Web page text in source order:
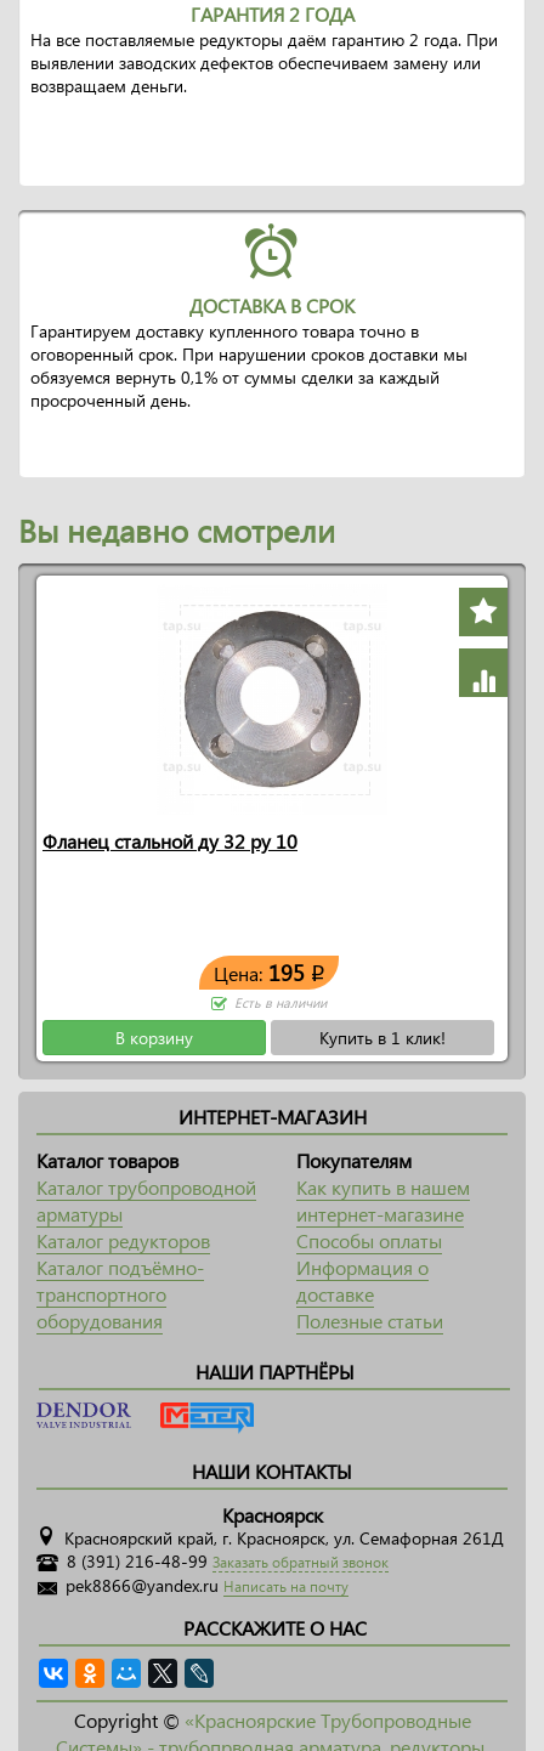
ГАРАНТИЯ 2 ГОДА
На все поставляемые редукторы даём гарантию 2 года. При
выявлении заводских дефектов обеспечиваем замену или
возвращаем деньги.
ДОСТАВКА В СРОК
Гарантируем доставку купленного товара точно в
оговоренный срок. При нарушении сроков доставки мы
обязуемся вернуть 0,1% от суммы сделки за каждый
просроченный день.
Вы недавно смотрели
Фланец стальной ду 32 ру 10
Цена: 195 q
Есть в наличии
В корзину Купить в 1 клик!
ИНТЕРНЕТ-МАГАЗИН
Каталог товаров
Каталог трубопроводной
арматуры
Каталог редукторов
Каталог подъёмно-
транспортного
оборудования
Покупателям
Как купить в нашем
интернет-магазине
Способы оплаты
Информация о
доставке
Полезные статьи
НАШИ ПАРТНЁРЫ
НАШИ КОНТАКТЫ
Красноярск
Красноярский край, г. Красноярск, ул. Семафорная 261Д
8 (391) 216-48-99 Заказать обратный звонок
pek8866@yandex.ru Написать на почту
РАССКАЖИТЕ О НАС
Copyright © «Красноярские Трубопроводные